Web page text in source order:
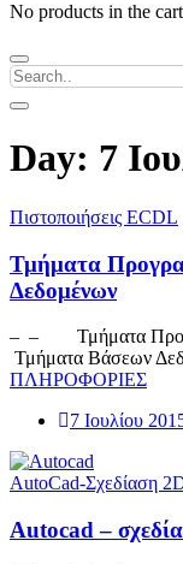
No products in the
Day: 7
Πιστοποιήσεις ECDL
Τμήματα
Δεδομένων
– – Τμήματα
Τμήματα Βάσεων
ΠΛΗΡΟΦΟΡΙΕΣ
7 Ιουλίου
AutoCad-Σχεδίαση
Αutocad –